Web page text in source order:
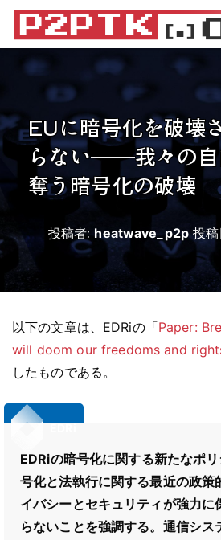
EUに暗号化を破壊
らない――我々の自
奪う暗号化の破壊
投稿者:heatwave_p2p投
以下の文章は、EDRiの「Paper:
will doom our freedoms and
したものである。
EDRi
EDRiの暗号化に関する新たなポ
号化と法執行に関する最近の政策
イバシーとセキュリティが強力に
らないことを強調する。通信シス